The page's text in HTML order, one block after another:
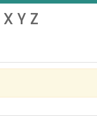
X Y Z